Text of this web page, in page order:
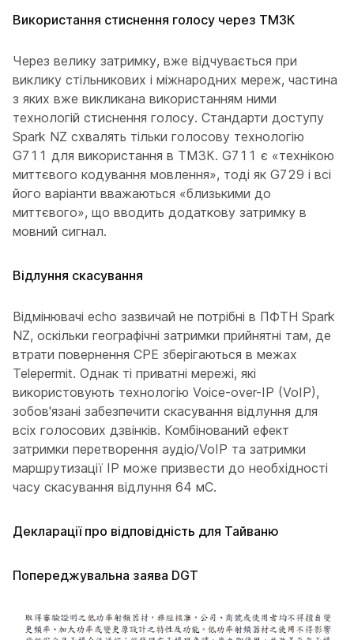
Використання стиснення голосу через ТМЗК
Через велику затримку, вже відчувається при
виклику стільникових і міжнародних мереж, частина
з яких вже викликана використанням ними
технологій стиснення голосу. Стандарти доступу
Spark NZ схвалять тільки голосову технологію
G711 для використання в ТМЗК. G711 є «технікою
миттєвого кодування мовлення», тоді як G729 і всі
його варіанти вважаються «близькими до
миттєвого», що вводить додаткову затримку в
мовний сигнал.
Відлуння скасування
Відмінювачі echo зазвичай не потрібні в ПФТН Spark
NZ, оскільки географічні затримки прийнятні там, де
втрати повернення CPE зберігаються в межах
Telepermit. Однак ті приватні мережі, які
використовують технологію Voice-over-IP (VoIP),
зобов'язані забезпечити скасування відлуння для
всіх голосових дзвінків. Комбінований ефект
затримки перетворення аудіо/VoIP та затримки
маршрутизації IP може призвести до необхідності
часу скасування відлуння 64 мС.
Декларації про відповідність для Тайваню
Попереджувальна заява DGT